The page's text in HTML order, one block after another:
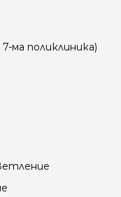
ма поликлиника)